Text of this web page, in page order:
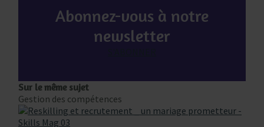
Abonnez-vous à notre
newsletter
Sur le même sujet
Gestion des compétences